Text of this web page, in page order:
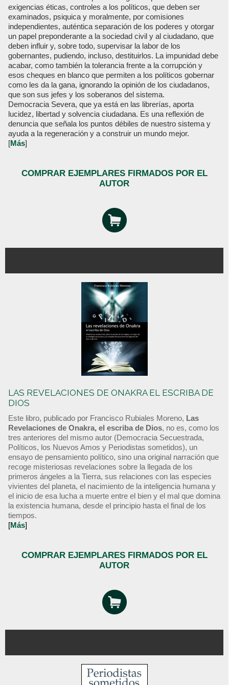
exigencias éticas, controles a los políticos, que deben ser
examinados, psiquica y moralmente, por comisiones
independientes, auténtica separación de los poderes y otorgar
un papel preponderante a la sociedad civil y al ciudadano, que
deben influir y, sobre todo, supervisar la labor de los
gobernantes, pudiendo, incluso, destituirlos. La impunidad debe
acabar, como también la tolerancia frente a la corrupción y
esos cheques en blanco que permiten a los políticos gobernar
como les da la gana, ignorando la opinión de los ciudadanos,
que son sus jefes y los soberanos del sistema.
Democracia Severa, que ya está en las librerías, aporta
lucidez, libertad y solvencia ciudadana. Es una reflexión de
denuncia que señala los puntos débiles de nuestro sistema y
ayuda a la regeneración y a construir un mundo mejor.
[Más]
COMPRAR EJEMPLARES FIRMADOS POR EL
AUTOR
LAS REVELACIONES DE ONAKRA EL ESCRIBA DE
DIOS
Este libro, publicado por Francisco Rubiales Moreno, Las
Revelaciones de Onakra, el escriba de Dios, no es, como los
tres anteriores del mismo autor (Democracia Secuestrada,
Políticos, los Nuevos Amos y Periodistas sometidos), un
ensayo de pensamiento político, sino una original narración que
recoge misteriosas revelaciones sobre la llegada de los
primeros ángeles a la Tierra, sus relaciones con las especies
vivientes del planeta, el nacimiento de la inteligencia humana y
el inicio de esa lucha a muerte entre el bien y el mal que domina
la existencia humana, desde el principio hasta el final de los
tiempos.
[Más]
COMPRAR EJEMPLARES FIRMADOS POR EL
AUTOR